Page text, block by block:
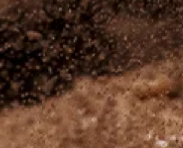
Countries
International
EnglishItaliano
Americas
EnglishEspañolFrançais
Benelux